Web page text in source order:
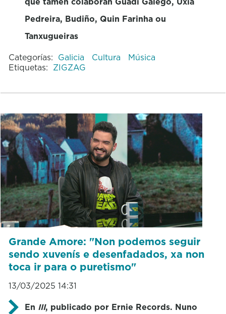
Pedreira, Budiño, Quin Farinha ou
Tanxugueiras
Categorías: Galicia Cultura
Música
Etiquetas: ZIGZAG
Grande Amore: "Non podemos seguir
sendo xuvenís e desenfadados, xa non
toca ir para o puretismo"
13/03/2025 14:31
En III, publicado por Ernie Records. Nuno